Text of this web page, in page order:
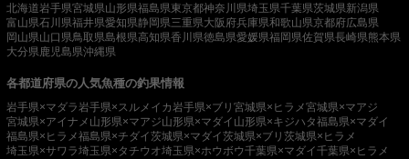
北海道岩手県宮城県山形県福島県東京都神奈川県埼玉県千葉県茨城県新潟県
富山県石川県福井県愛知県静岡県三重県大阪府兵庫県和歌山県京都府広島県
岡山県山口県鳥取県島根県高知県香川県徳島県愛媛県福岡県佐賀県長崎県熊本県
大分県 鹿児島県沖縄県
各都道府県の人気魚種の釣果情報
岩手県×マダラ 岩手県×スルメイカ 岩手県×ブリ 宮城県×ヒラメ宮城県×マアジ
宮城県×アイナメ 山形県×マアジ山形県×マダイ 山形県×キジハタ福島県×マダイ
福島県×ヒラメ福島県×チダイ茨城県×マダイ茨城県×ブリ 茨城県×ヒラメ
埼玉県×サワラ埼玉県×タチウオ埼玉県×ホウボウ千葉県×マダイ千葉県×ヒラメ